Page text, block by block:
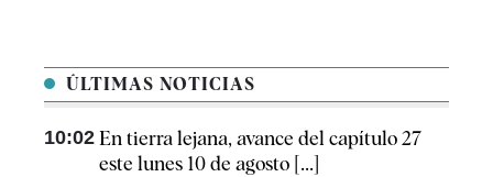
ÚLTIMAS NOTICIAS
10:02 En tierra lejana, avance del capítulo 27
este lunes 10 de agosto [...]